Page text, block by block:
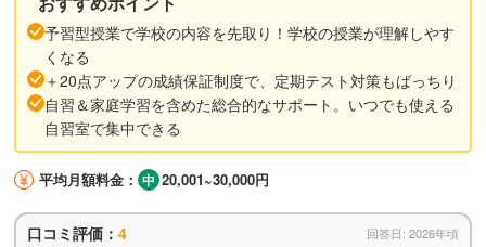
予習型授業で学校の内容を先取り！学校の授業が理解しやす
くなる
＋20点アップの成績保証制度で、定期テスト対策もばっちり
自習＆家庭学習を含めた総合的なサポート。いつでも使える
自習室で集中できる
平均月額料金： 20,001~30,000円
口コミ評価： 4 回答日: 2026年頃